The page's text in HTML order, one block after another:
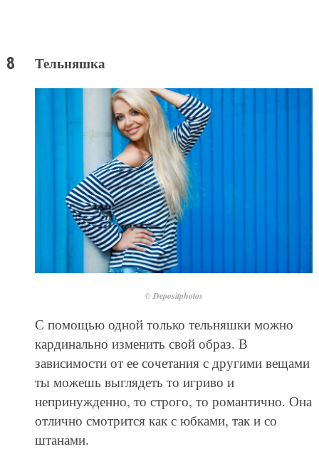
Тельняшка
© Depositphotos
С помощью одной только тельняшки можно
кардинально изменить свой образ. В
зависимости от ее сочетания с другими вещами
ты можешь выглядеть то игриво и
непринужденно, то строго, то романтично. Она
отлично смотрится как с юбками, так и со
штанами.